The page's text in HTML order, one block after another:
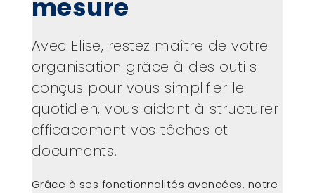
mesure
Avec Elise, restez maître de votre
organisation grâce à des outils
conçus pour vous simplifier le
quotidien, vous aidant à structurer
efficacement vos tâches et
documents.
Grâce à ses fonctionnalités avancées, notre